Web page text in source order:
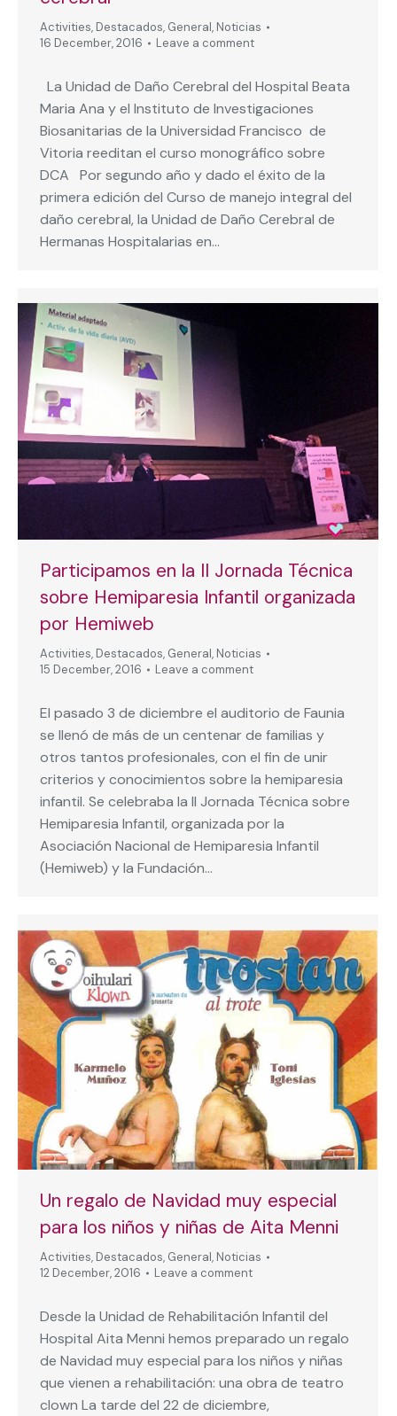
Activities, Destacados, General, Noticias
16 December, 2016
Leave a comment
La Unidad de Daño Cerebral del Hospital Beata
Maria Ana y el Instituto de Investigaciones
Biosanitarias de la Universidad Francisco de
Vitoria reeditan el curso monográfico sobre
DCA Por segundo año y dado el éxito de la
primera edición del Curso de manejo integral del
daño cerebral, la Unidad de Daño Cerebral de
Hermanas Hospitalarias en…
Participamos en la II Jornada Técnica
sobre Hemiparesia Infantil organizada
por Hemiweb
Activities, Destacados, General, Noticias
15 December, 2016
Leave a comment
El pasado 3 de diciembre el auditorio de Faunia
se llenó de más de un centenar de familias y
otros tantos profesionales, con el fin de unir
criterios y conocimientos sobre la hemiparesia
infantil. Se celebraba la II Jornada Técnica sobre
Hemiparesia Infantil, organizada por la
Asociación Nacional de Hemiparesia Infantil
(Hemiweb) y la Fundación…
Un regalo de Navidad muy especial
para los niños y niñas de Aita Menni
Activities, Destacados, General, Noticias
12 December, 2016
Leave a comment
Desde la Unidad de Rehabilitación Infantil del
Hospital Aita Menni hemos preparado un regalo
de Navidad muy especial para los niños y niñas
que vienen a rehabilitación: una obra de teatro
clown La tarde del 22 de diciembre,